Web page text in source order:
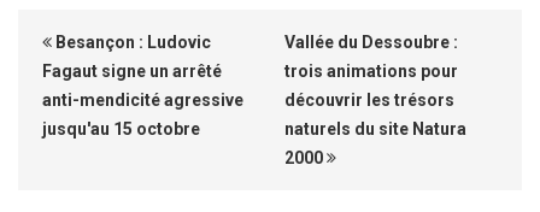
Besançon : Ludovic
Fagaut signe un arrêté
anti-mendicité agressive
jusqu'au 15 octobre
Vallée du Dessoubre :
trois animations pour
découvrir les trésors
naturels du site Natura
2000